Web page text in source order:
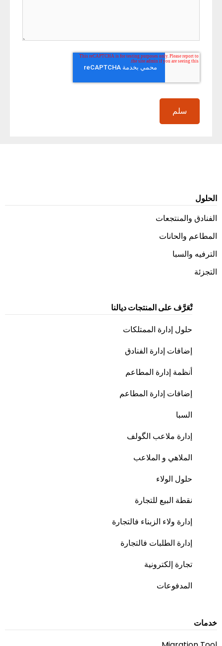
الحلول
الفنادق والمنتجعات
المطاعم والحانات
الترفيه والسبا
التجزئة
تْعَرَّف على المنتجات ديالنا
حلول إدارة الممتلكات
إضافات إدارة الفنادق
أنظمة إدارة المطاعم
إضافات إدارة المطاعم
السبا
إدارة ملاعب الگولف
الملاهي و الملاعب
حلول الولاء
نقطة البيع للتجارة
إدارة ولاء الزبناء فالتجارة
إدارة الطلبات فالتجارة
تجارة إلكترونية
المدفوعات
خدمات